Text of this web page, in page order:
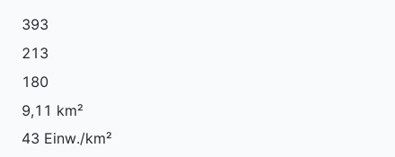
393
213
180
9,11 km²
43 Einw./km²